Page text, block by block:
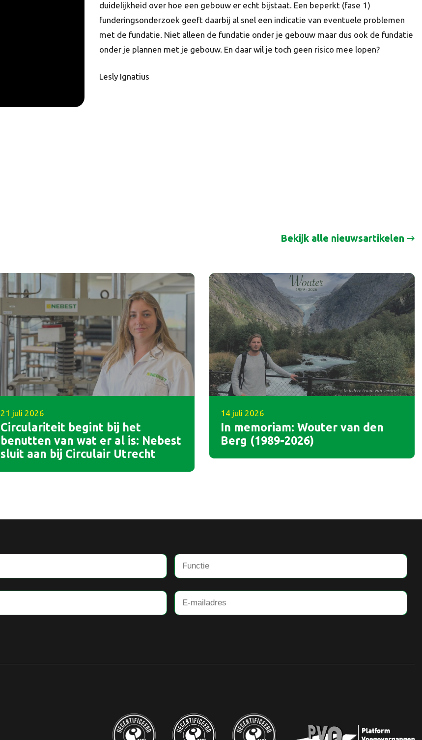
duidelijkheid over hoe een gebouw er echt bijstaat. Een beperkt (fase 1)
funderingsonderzoek geeft daarbij al snel een indicatie van eventuele problemen
met de fundatie. Niet alleen de fundatie onder je gebouw maar dus ook de fundatie
onder je plannen met je gebouw. En daar wil je toch geen risico mee lopen?
Lesly Ignatius
Bekijk alle nieuwsartikelen
21 juli 2026
Circulariteit begint bij het
benutten van wat er al is: Nebest
sluit aan bij Circulair Utrecht
14 juli 2026
In memoriam: Wouter van den
Berg (1989-2026)